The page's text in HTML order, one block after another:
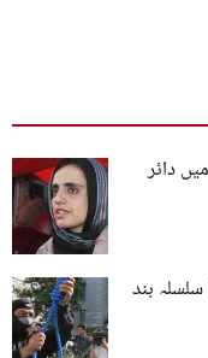
دائر
سلسلہ بند